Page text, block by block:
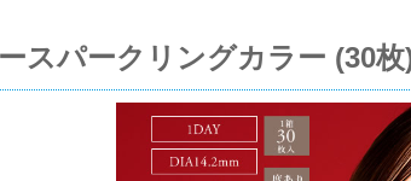
スパークリングカラー (30